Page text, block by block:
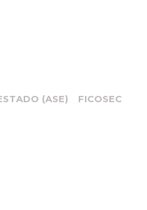
(ASE)
FICOSEC